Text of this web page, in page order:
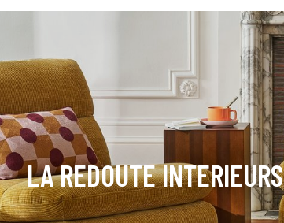
LA REDOUTE INTERIEURS